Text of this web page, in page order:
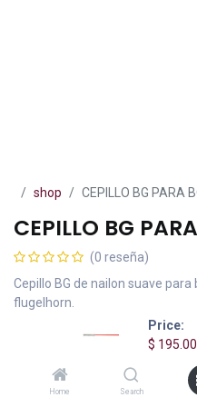
Price:
$ 195.00
Home Search
shop CEPILLO BG PARA
CEPILLO BG
(0 reseña)
Cepillo BG de nailon suave
flugelhorn.
195.00 IVA incluido